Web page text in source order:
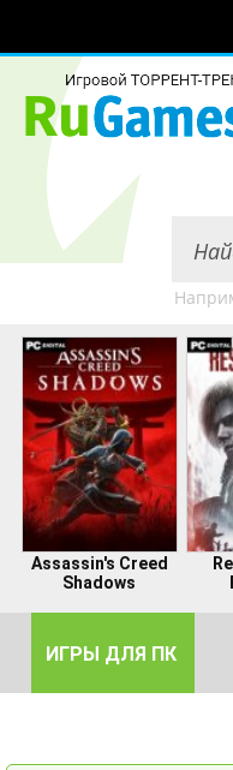
Assassin's Creed
Shadows
ИГРЫ ДЛЯ ПК